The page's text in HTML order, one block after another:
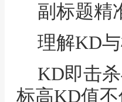
副标题精
理解KD
KD即击
标高KD值